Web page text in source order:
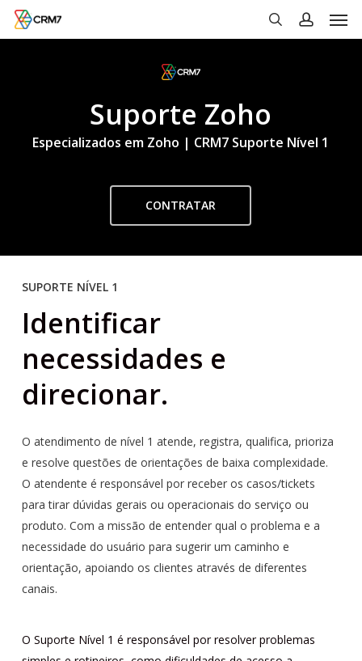
Skip
searchaccount
Suporte Zoho
Especializados em Zoho | CRM7 Suporte Nível 1
CONTRATAR
SUPORTE NÍVEL 1
Identificar
necessidades e
direcionar.
O atendimento de nível 1 atende, registra, qualifica, prioriza
e resolve questões de orientações de baixa complexidade.
O atendente é responsável por receber os casos/tickets
para tirar dúvidas gerais ou operacionais do serviço ou
produto. Com a missão de entender qual o problema e a
necessidade do usuário para sugerir um caminho e
orientação, apoiando os clientes através de diferentes
canais.
O Suporte Nível 1 é responsável por resolver problemas